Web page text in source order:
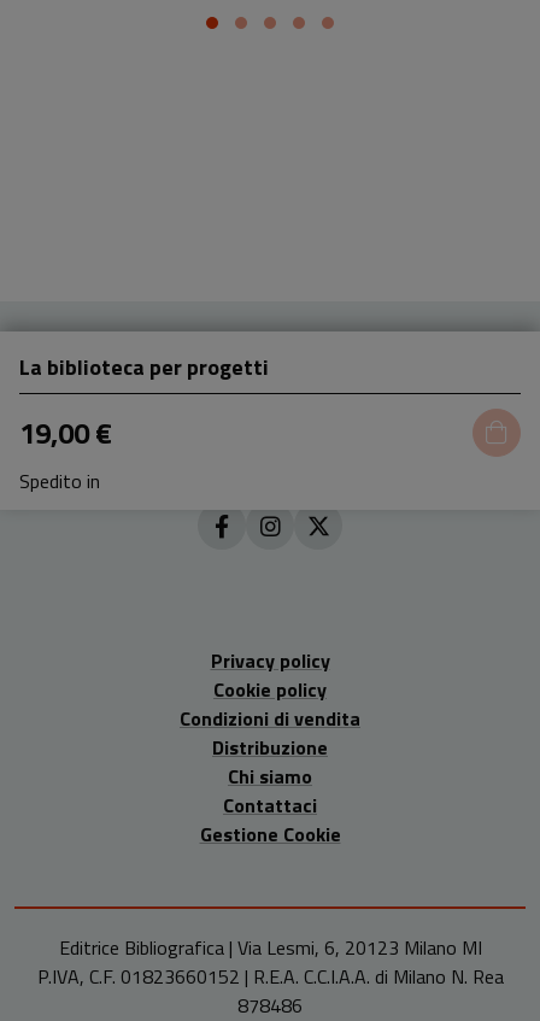
La biblioteca per progetti
19,00 €
Spedito in
Privacy policy
Cookie policy
Condizioni di vendita
Distribuzione
Chi siamo
Contattaci
Gestione Cookie
Editrice Bibliografica | Via Lesmi, 6, 20123 Milano MI
P.IVA, C.F. 01823660152 | R.E.A. C.C.I.A.A. di Milano N. Rea
878486